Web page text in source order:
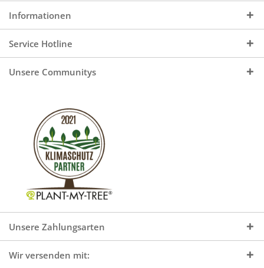
Informationen
Service Hotline
Unsere Communitys
Unsere Zahlungsarten
Wir versenden mit: